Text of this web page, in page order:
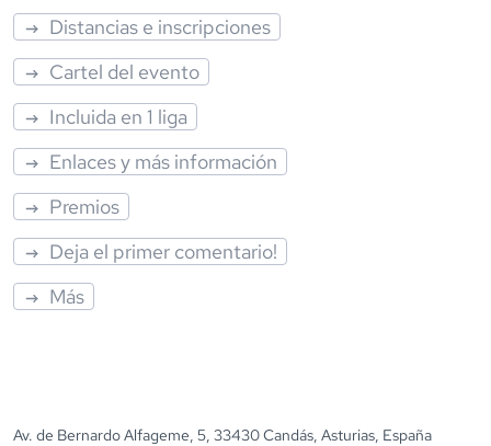
Distancias e inscripciones
Cartel del evento
Incluida en 1 liga
Enlaces y más información
Premios
Deja el primer comentario!
Más
Av. de Bernardo Alfageme, 5, 33430 Candás, Asturias, España